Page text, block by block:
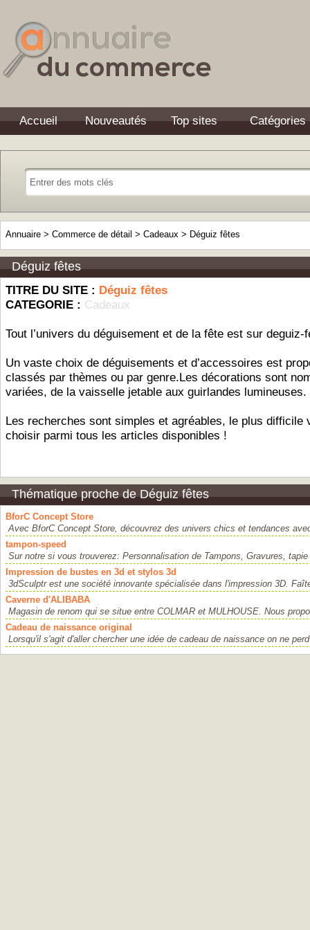
Accueil Nouveautés Top sites Catégories
Annuaire > Commerce de détail > Cadeaux > Déguiz fêtes
Déguiz fêtes
TITRE DU SITE : Déguiz fêtes
CATEGORIE : Cadeaux
Tout l’univers du déguisement et de la fête est sur deguiz-
Un vaste choix de déguisements et d’accessoires est
classés par thèmes ou par genre.Les décorations sont
variées, de la vaisselle jetable aux guirlandes lumineuses.
Les recherches sont simples et agréables, le plus difficile
choisir parmi tous les articles disponibles !
Thématique proche de Déguiz fêtes
BforC Concept Store
Avec BforC Concept Store, découvrez des univers chics et tendances
tampon-speed
Sur notre si vous trouverez: Personnalisation de Tampons, Gravures,
Impression de bustes en 3d et stylos 3d
3dSculptr est une société innovante spécialisée dans l'impression 3D.
Caverne d'ALIBABA
Magasin de renom qui se situe entre COLMAR et MULHOUSE. Nous
Cadeau de naissance original
Lorsqu'il s'agit d'aller chercher une idée de cadeau de naissance on ne